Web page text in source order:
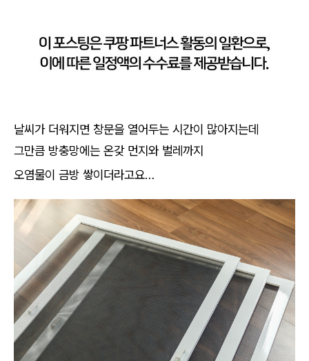
날씨가 더워지면 창문을 열어두는 시간이 많아지는데
그만큼 방충망에는 온갖 먼지와 벌레까지
오염물이 금방 쌓이더라고요…